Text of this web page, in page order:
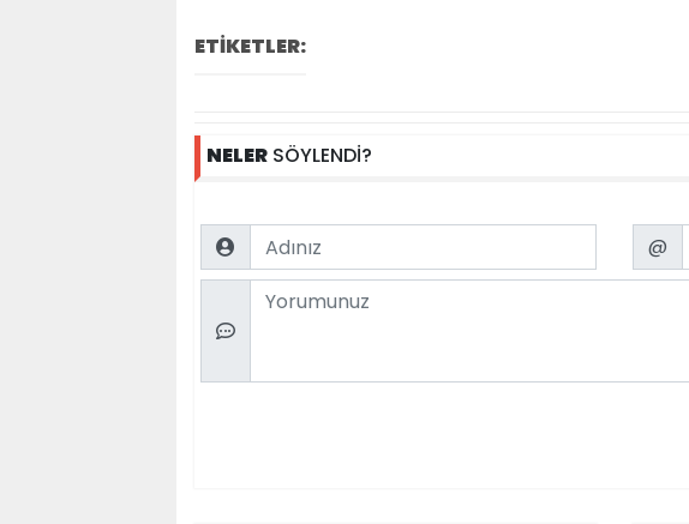
ETİKETLER:
NELER SÖYLENDİ?
Name Email
@
Comment